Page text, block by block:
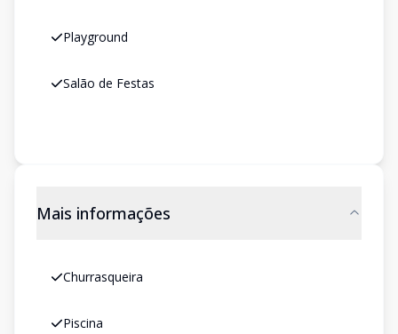
Playground
Salão de Festas
Mais informações
Churrasqueira
Piscina